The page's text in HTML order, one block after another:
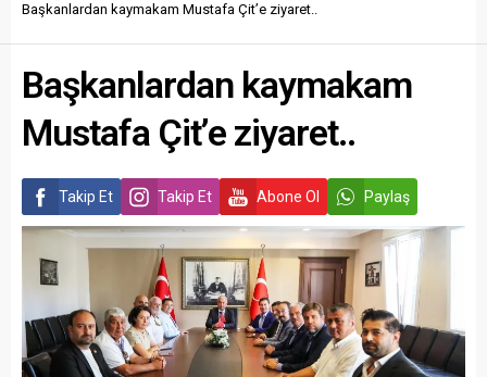
Başkanlardan kaymakam Mustafa Çit’e ziyaret..
Başkanlardan kaymakam
Mustafa Çit’e ziyaret..
Takip Et Takip Et Abone Ol Paylaş